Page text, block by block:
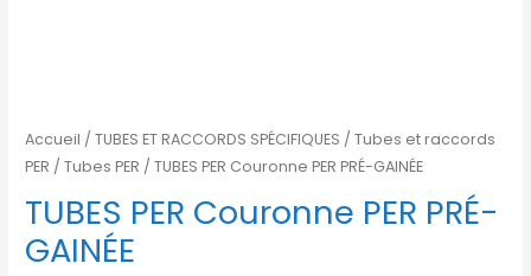
Accueil /TUBES ET RACCORDS SPÉCIFIQUES /Tubes et raccords
PER /Tubes PER / TUBES PER Couronne PER PRÉ-GAINÉE
TUBES PER Couronne PER PRÉ-
GAINÉE